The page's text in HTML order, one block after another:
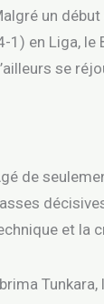
un
1) en Liga, le
se
de
et la